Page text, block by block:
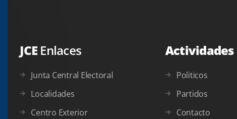
JCE Enlaces
Junta Central Electoral
Localidades
Centro Exterior
Actividades
Politicos
Partidos
Contacto